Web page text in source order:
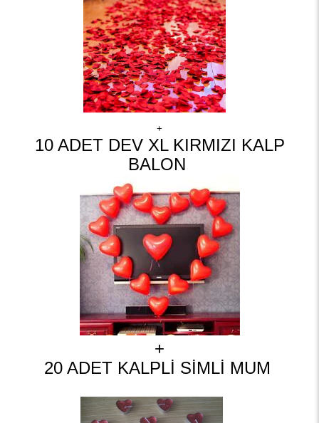
+
10 ADET DEV XL KIRMIZI KALP
BALON
+
20 ADET KALPLİ SİMLİ MUM